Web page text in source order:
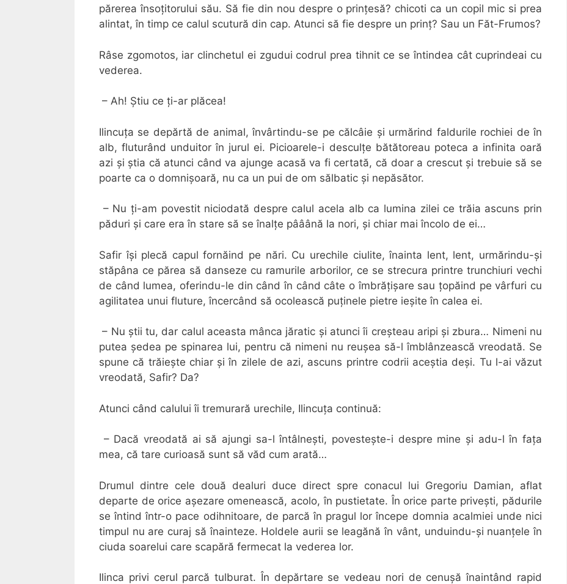
părerea însoțitorului său. Să fie din nou despre o prințesă? chicoti ca un copil mic si prea
alintat, în timp ce calul scutură din cap. Atunci să fie despre un prinț? Sau un Făt-Frumos?
Râse zgomotos, iar clinchetul ei zgudui codrul prea tihnit ce se întindea cât cuprindeai cu
vederea.
– Ah! Știu ce ți-ar plăcea!
Ilincuța se depărtă de animal, învârtindu-se pe călcâie și urmărind faldurile rochiei de în
alb, fluturând unduitor în jurul ei. Picioarele-i desculțe bătătoreau poteca a infinita oară
azi și știa că atunci când va ajunge acasă va fi certată, că doar a crescut și trebuie să se
poarte ca o domnișoară, nu ca un pui de om sălbatic și nepăsător.
– Nu ți-am povestit niciodată despre calul acela alb ca lumina zilei ce trăia ascuns prin
păduri și care era în stare să se înalțe pââână la nori, și chiar mai încolo de ei…
Safir își plecă capul fornăind pe nări. Cu urechile ciulite, înainta lent, lent, urmărindu-și
stăpâna ce părea să danseze cu ramurile arborilor, ce se strecura printre trunchiuri vechi
de când lumea, oferindu-le din când în când câte o îmbrățișare sau țopăind pe vârfuri cu
agilitatea unui fluture, încercând să ocolească puținele pietre ieșite în calea ei.
– Nu știi tu, dar calul aceasta mânca jăratic și atunci îi creșteau aripi și zbura… Nimeni nu
putea ședea pe spinarea lui, pentru că nimeni nu reușea să-l îmblânzească vreodată. Se
spune că trăiește chiar și în zilele de azi, ascuns printre codrii aceștia deși. Tu l-ai văzut
vreodată, Safir? Da?
Atunci când calului îi tremurară urechile, Ilincuța continuă:
– Dacă vreodată ai să ajungi sa-l întâlnești, povestește-i despre mine și adu-l în fața
mea, că tare curioasă sunt să văd cum arată…
Drumul dintre cele două dealuri duce direct spre conacul lui Gregoriu Damian, aflat
departe de orice așezare omenească, acolo, în pustietate. În orice parte privești, pădurile
se întind într-o pace odihnitoare, de parcă în pragul lor începe domnia acalmiei unde nici
timpul nu are curaj să înainteze. Holdele aurii se leagănă în vânt, unduindu-și nuanțele în
ciuda soarelui care scapără fermecat la vederea lor.
Ilinca privi cerul parcă tulburat. În depărtare se vedeau nori de cenușă înaintând rapid